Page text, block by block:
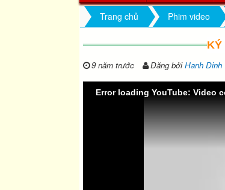
Trang chủ Phim video
KÝ
9 năm trước Đăng bởiHanh Dinh
Error loading YouTube: Video